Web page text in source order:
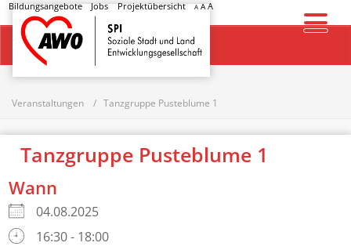
Bildungsangebote Jobs Projektübersicht A AA
Startseite
Veranstaltungen Tanzgruppe Pusteblume 1
Tanzgruppe Pusteblume 1
Wann
04.08.2025
16:30 - 18:00